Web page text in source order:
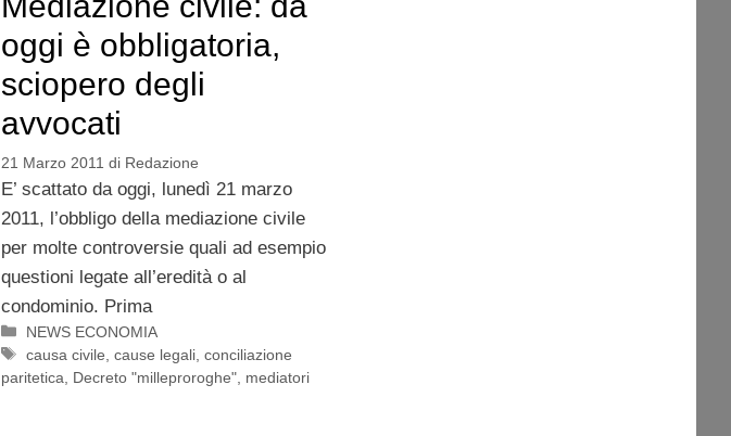
oggi è obbligatoria,
sciopero degli
avvocati
21 Marzo 2011 di Redazione
E’ scattato da oggi, lunedì 21 marzo
2011, l’obbligo della mediazione civile
per molte controversie quali ad esempio
questioni legate all’eredità o al
condominio. Prima
Categorie
NEWS ECONOMIA
Tag
causa civile ,cause legali ,conciliazione
paritetica
Decreto "milleproroghe", mediatori